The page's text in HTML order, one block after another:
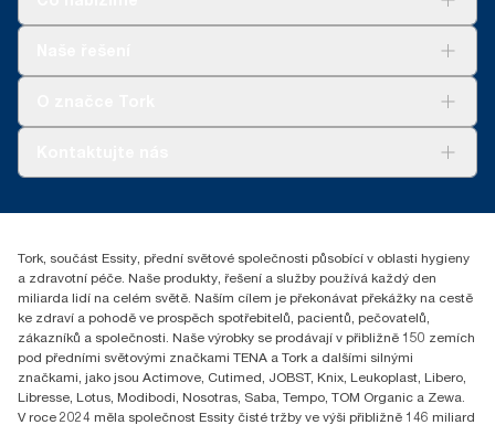
reception.prague@essity.com
Praha 8, Karlin, Sokolovská 100/94
186 00 Česká republika
Tork, součást Essity, přední světové společnosti působící v oblasti hygieny
a zdravotní péče. Naše produkty, řešení a služby používá každý den
miliarda lidí na celém světě. Naším cílem je překonávat překážky na cestě
ke zdraví a pohodě ve prospěch spotřebitelů, pacientů, pečovatelů,
zákazníků a společnosti. Naše výrobky se prodávají v přibližně 150 zemích
pod předními světovými značkami TENA a Tork a dalšími silnými
značkami, jako jsou Actimove, Cutimed, JOBST, Knix, Leukoplast, Libero,
Libresse, Lotus, Modibodi, Nosotras, Saba, Tempo, TOM Organic a Zewa.
V roce 2024 měla společnost Essity čisté tržby ve výši přibližně 146 miliard